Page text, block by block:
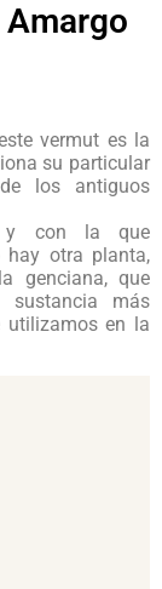
vermut es la
su particular
los antiguos
y con la que
hay otra planta,
genciana, que
sustancia más
utilizamos en la